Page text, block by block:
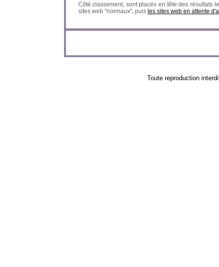
Côté classement, sont placés en tête des résultats
sites web "normaux", puis les sites web en attente
Toute reproduction